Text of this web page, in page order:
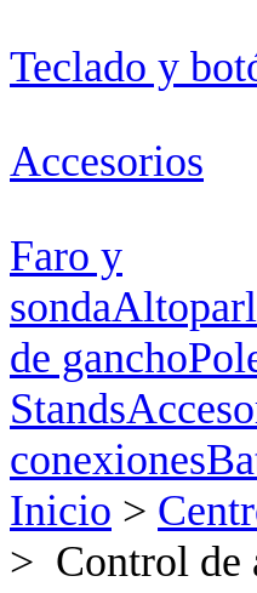
Teclado y
Accesorios
Faro y
sonda
de gancho
Stands
conexiones
Inicio >
> Control de